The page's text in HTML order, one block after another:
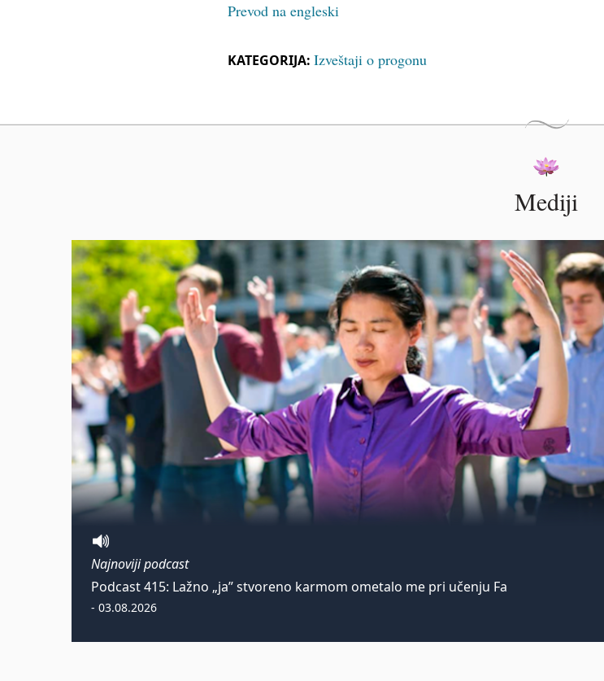
Prevod na engleski
KATEGORIJA: Izveštaji o progonu
Mediji
Najnoviji podcast
Podcast 415: Lažno „ja” stvoreno karmom ometalo me pri učenju Fa
- 03.08.2026